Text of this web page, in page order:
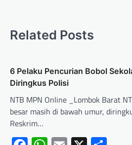
Related Posts
6 Pelaku Pencurian Bobol
Diringkus Polisi
NTB MPN Online _Lombok Barat
besar masih di bawah umur,
Reskrim…